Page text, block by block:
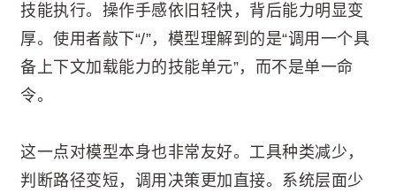
技能执行。操作手感依旧轻快，背后能力明显变
厚。使用者敲下“/”，模型理解到的是“调用一个具
备上下文加载能力的技能单元”，而不是单一命
令。
这一点对模型本身也非常友好。工具种类减少，
判断路径变短，调用决策更加直接。系统层面少